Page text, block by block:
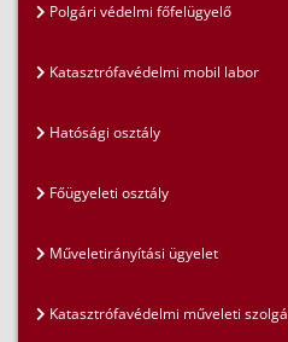
Polgári védelmi főfelügyelő
Katasztrófavédelmi mobil labor
Hatósági osztály
Főügyeleti osztály
Műveletirányítási ügyelet
Katasztrófavédelmi műveleti